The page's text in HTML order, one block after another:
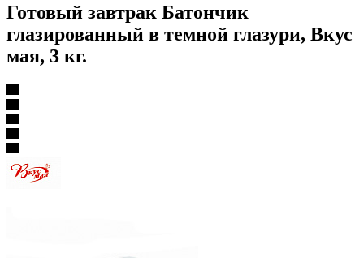
Готовый завтрак Батончик
глазированный в темной глазури, Вкус
мая, 3 кг.